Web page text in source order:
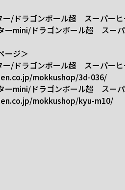
ー/ドラゴンボール超 スーパーヒ
ーmini/ドラゴンボール超 スー
ージ＞
ー/ドラゴンボール超 スーパーヒ
mokkushop/3d-036/
ーmini/ドラゴンボール超 スーパ
mokkushop/kyu-m10/